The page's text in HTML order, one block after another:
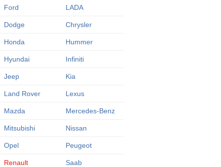
Ford LADA
Dodge Chrysler
Honda Hummer
Hyundai Infiniti
Jeep Kia
Land Rover Lexus
Mazda Mercedes-Benz
Mitsubishi Nissan
Opel Peugeot
Renault Saab